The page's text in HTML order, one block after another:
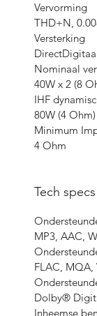
Vervorming
THD+N,
Versterking
Nominaal
40W x 2 (8
IHF
80W (4
Minimum
4 Ohm
Tech specs
MP3, AAC,
FLAC, MQA,
Dolby®
Inheemse